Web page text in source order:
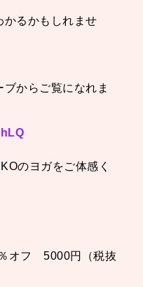
かるかもしれませ
からご覧になれま
のヨガをご体感く
オフ 5000円（税抜